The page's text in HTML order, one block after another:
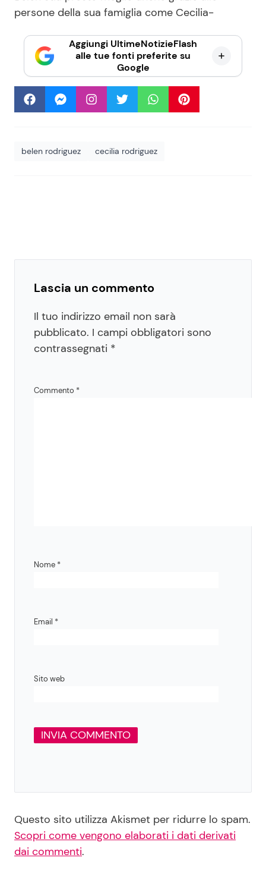
persone della sua famiglia come Cecilia-
Aggiungi UltimeNotizieFlash
alle tue fonti preferite su
Google
belen rodriguez cecilia rodriguez
Lascia un commento
Il tuo indirizzo email non sarà
pubblicato. I campi obbligatori sono
contrassegnati *
Commento *
Nome *
Email *
Sito web
Questo sito utilizza Akismet per ridurre lo spam.
Scopri come vengono elaborati i dati derivati
dai commenti.